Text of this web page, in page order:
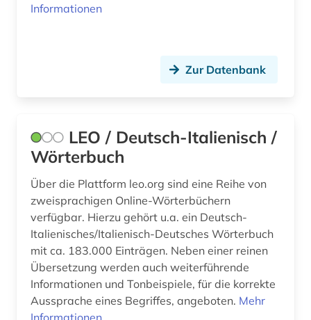
Informationen
Zur Datenbank
LEO / Deutsch-Italienisch /
Wörterbuch
Über die Plattform leo.org sind eine Reihe von
zweisprachigen Online-Wörterbüchern
verfügbar. Hierzu gehört u.a. ein Deutsch-
Italienisches/Italienisch-Deutsches Wörterbuch
mit ca. 183.000 Einträgen. Neben einer reinen
Übersetzung werden auch weiterführende
Informationen und Tonbeispiele, für die korrekte
Aussprache eines Begriffes, angeboten. Mehr